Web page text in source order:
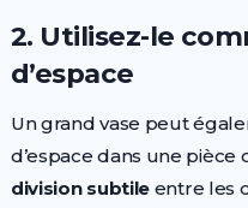
2. Utilisez-le
d’espace
Un grand vase peut
d’espace dans une pièce
division subtile entre les